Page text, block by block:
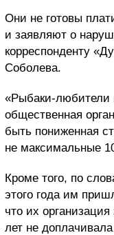
Они не готовы
и заявляют о
корреспонденту
Соболева.
«Рыбаки-любители
общественная
быть пониженная
не максимальные
Кроме того, по
этого года им
что их
лет не